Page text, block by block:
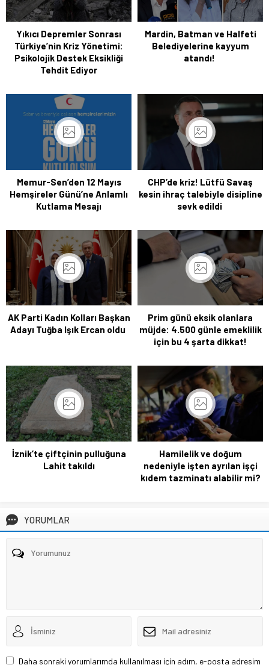
Yıkıcı Depremler Sonrası
Türkiye’nin Kriz Yönetimi:
Psikolojik Destek Eksikliği
Tehdit Ediyor
Mardin, Batman ve Halfeti
Belediyelerine kayyum
atandı!
Memur-Sen’den 12 Mayıs
Hemşireler Günü’ne Anlamlı
Kutlama Mesajı
CHP’de kriz! Lütfü Savaş
kesin ihraç talebiyle disipline
sevk edildi
AK Parti Kadın Kolları Başkan
Adayı Tuğba Işık Ercan oldu
Prim günü eksik olanlara
müjde: 4.500 günle emeklilik
için bu 4 şarta dikkat!
İznik’te çiftçinin pulluğuna
Lahit takıldı
Hamilelik ve doğum
nedeniyle işten ayrılan işçi
kıdem tazminatı alabilir mi?
YORUMLAR
Daha sonraki yorumlarımda kullanılması için adım, e-posta adresim